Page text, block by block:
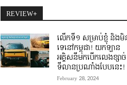
REVIEW+
លើកទី១ សម្រាប់ខ្ញុំ និងមិន
ទេនៅកម្ពុជា! យកឡាន
អគ្គិសនីមកបើកលេងខ្សា
ទីលានប្រណាំងបែបនេះ!
February 28, 2024